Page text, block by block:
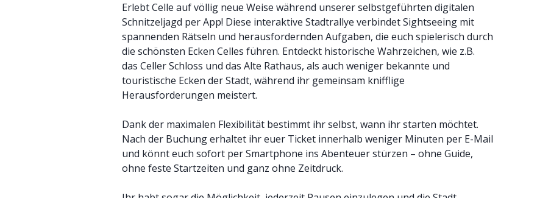
Erlebt Celle auf völlig neue Weise während unserer selbstgeführten digitalen
Schnitzeljagd per App! Diese interaktive Stadtrallye verbindet Sightseeing mit
spannenden Rätseln und herausfordernden Aufgaben, die euch spielerisch durch
die schönsten Ecken Celles führen. Entdeckt historische Wahrzeichen, wie z.B.
das Celler Schloss und das Alte Rathaus, als auch weniger bekannte und
touristische Ecken der Stadt, während ihr gemeinsam knifflige
Herausforderungen meistert.
Dank der maximalen Flexibilität bestimmt ihr selbst, wann ihr starten möchtet.
Nach der Buchung erhaltet ihr euer Ticket innerhalb weniger Minuten per E-Mail
und könnt euch sofort per Smartphone ins Abenteuer stürzen – ohne Guide,
ohne feste Startzeiten und ganz ohne Zeitdruck.